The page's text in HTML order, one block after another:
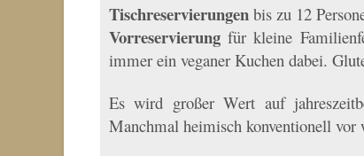
Tischreservierungen bis zu 12
Vorreservierungfür kleine
immer ein veganer Kuchen dabei.
Es wird großer Wert auf
Manchmal heimisch konventionell vor